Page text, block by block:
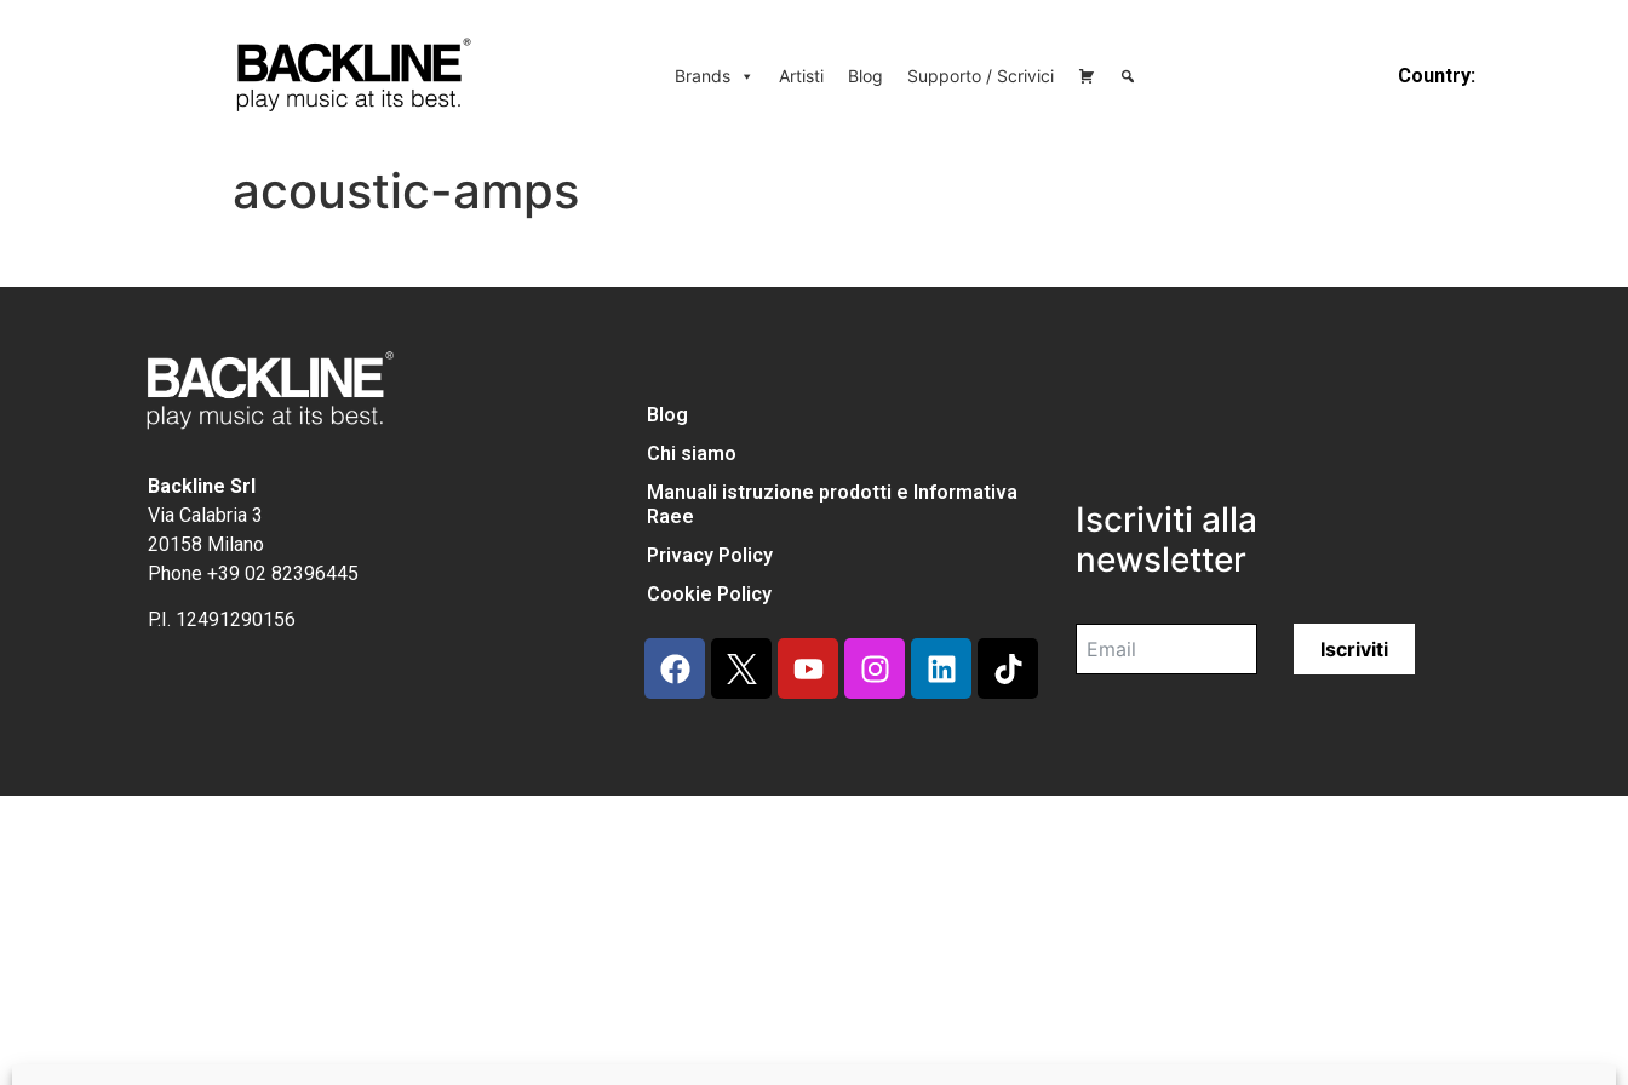
Brands Artisti Blog Supporto / Scrivici Country:
acoustic-amps
Backline Srl
Via Calabria 3
20158 Milano
Phone +39 02 82396445
P.I. 12491290156
Blog
Chi siamo
Manuali istruzione prodotti e Informativa
Raee
Privacy Policy
Cookie Policy
Iscriviti alla
newsletter
Iscriviti